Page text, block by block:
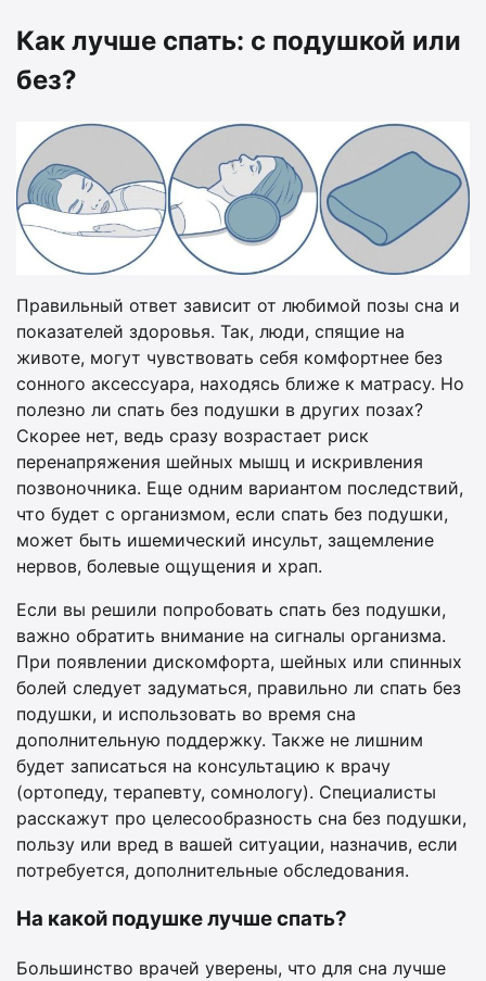
Как лучше спать: с подушкой или
без?
Правильный ответ зависит от любимой позы сна и
показателей здоровья. Так, люди, спящие на
животе, могут чувствовать себя комфортнее без
сонного аксессуара, находясь ближе к матрасу. Но
полезно ли спать без подушки в других позах?
Скорее нет, ведь сразу возрастает риск
перенапряжения шейных мышц и искривления
позвоночника. Еще одним вариантом последствий,
что будет с организмом, если спать без подушки,
может быть ишемический инсульт, защемление
нервов, болевые ощущения и храп.
Если вы решили попробовать спать без подушки,
важно обратить внимание на сигналы организма.
При появлении дискомфорта, шейных или спинных
болей следует задуматься, правильно ли спать без
подушки, и использовать во время сна
дополнительную поддержку. Также не лишним
будет записаться на консультацию к врачу
(ортопеду, терапевту, сомнологу). Специалисты
расскажут про целесообразность сна без подушки,
пользу или вред в вашей ситуации, назначив, если
потребуется, дополнительные обследования.
На какой подушке лучше спать?
Большинство врачей уверены, что для сна лучше